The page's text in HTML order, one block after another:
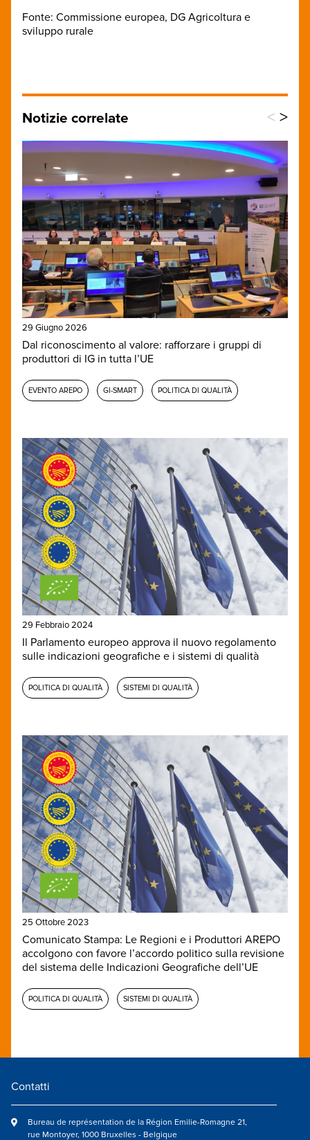
Fonte: Commissione europea, DG Agricoltura e
sviluppo rurale
Notizie correlate < >
29 Giugno 2026
Dal riconoscimento al valore: rafforzare i gruppi di
produttori di IG in tutta l’UE
EVENTO AREPO GI-SMART POLITICA DI QUALITÀ
29 Febbraio 2024
Il Parlamento europeo approva il nuovo regolamento
sulle indicazioni geografiche e i sistemi di qualità
POLITICA DI QUALITÀ SISTEMI DI QUALITÀ
25 Ottobre 2023
Comunicato Stampa: Le Regioni e i Produttori AREPO
accolgono con favore l’accordo politico sulla revisione
del sistema delle Indicazioni Geografiche dell’UE
POLITICA DI QUALITÀ SISTEMI DI QUALITÀ
Contatti
Bureau de représentation de la Région Emilie-Romagne 21,
rue Montoyer, 1000 Bruxelles - Belgique